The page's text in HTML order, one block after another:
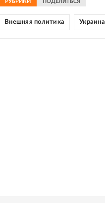
РУБРИКИ ПОДЕЛИТЬСЯ
Внешняя политика Украина